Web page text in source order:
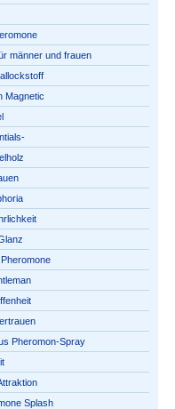
männer und frauen
Magnetic
Pheromon-Spray
Splash